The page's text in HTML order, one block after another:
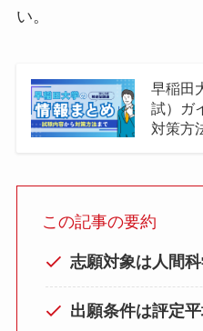
い。
早稲田
試）ガ
対策方
この記事の要約
志願対象は人間
出願条件は評定